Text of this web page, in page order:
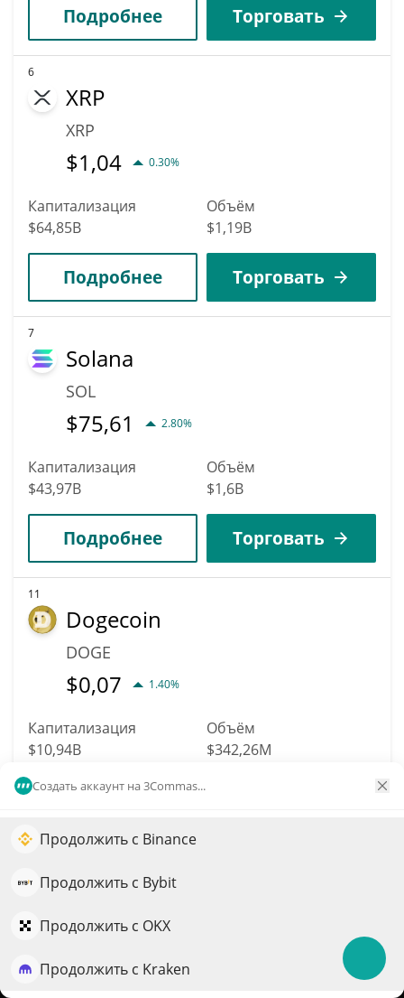
Создать аккаунт на 3Commas...
Продолжить с Binance
Продолжить с Bybit
Продолжить с OKX
Продолжить с Kraken
Подробнее Торговать
6
XRP
XRP
$1,04 0.30%
Капитализация
$64,85B
Объём
$1,19B
Подробнее Торговать
7
Solana
SOL
$75,61 2.80%
Капитализация
$43,97B
Объём
$1,6B
Подробнее Торговать
11
Dogecoin
DOGE
$0,07 1.40%
Капитализация
$10,94B
Объём
$342,26M
Подробнее
Больше прогнозов цен
Unisocks
SOCKS
Увеличьте рост портфеля с помощью ИИ
QuantPilot — платформа полного цикла, где
ваши стратегии и проводят рыночные исследования
Попробовать бесплатно